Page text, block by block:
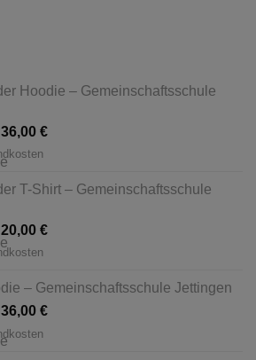
Hoodie – Gemeinschaftsschule
36,00 €
T-Shirt – Gemeinschaftsschule
20,00 €
– Gemeinschaftsschule Jettingen
36,00 €